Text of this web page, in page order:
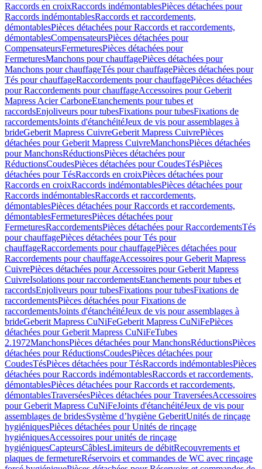
Raccords en croixRaccords indémontablesPièces détachées pour
Raccords indémontablesRaccords et raccordements,
démontablesPièces détachées pour Raccords et raccordements,
démontablesCompensateursPièces détachées pour
CompensateursFermeturesPièces détachées pour
FermeturesManchons pour chauffagePièces détachées pour
Manchons pour chauffageTés pour chauffagePièces détachées pour
Tés pour chauffageRaccordements pour chauffagePièces détachées
pour Raccordements pour chauffageAccessoires pour Geberit
Mapress Acier CarboneEtanchements pour tubes et
raccordsEnjoliveurs pour tubesFixations pour tubesFixations de
raccordementsJoints d'étanchéitéJeux de vis pour assemblages à
brideGeberit Mapress CuivreGeberit Mapress CuivrePièces
détachées pour Geberit Mapress CuivreManchonsPièces détachées
pour ManchonsRéductionsPièces détachées pour
RéductionsCoudesPièces détachées pour CoudesTésPièces
détachées pour TésRaccords en croixPièces détachées pour
Raccords en croixRaccords indémontablesPièces détachées pour
Raccords indémontablesRaccords et raccordements,
démontablesPièces détachées pour Raccords et raccordements,
démontablesFermeturesPièces détachées pour
FermeturesRaccordementsPièces détachées pour RaccordementsTés
pour chauffagePièces détachées pour Tés pour
chauffageRaccordements pour chauffagePièces détachées pour
Raccordements pour chauffageAccessoires pour Geberit Mapress
CuivrePièces détachées pour Accessoires pour Geberit Mapress
CuivreIsolations pour raccordementsEtanchements pour tubes et
raccordsEnjoliveurs pour tubesFixations pour tubesFixations de
raccordementsPièces détachées pour Fixations de
raccordementsJoints d'étanchéitéJeux de vis pour assemblages à
brideGeberit Mapress CuNiFeGeberit Mapress CuNiFePièces
détachées pour Geberit Mapress CuNiFeTubes
2.1972ManchonsPièces détachées pour ManchonsRéductionsPièces
détachées pour RéductionsCoudesPièces détachées pour
CoudesTésPièces détachées pour TésRaccords indémontablesPièces
détachées pour Raccords indémontablesRaccords et raccordements,
démontablesPièces détachées pour Raccords et raccordements,
démontablesTraverséesPièces détachées pour TraverséesAccessoires
pour Geberit Mapress CuNiFeJoints d'étanchéitéJeux de vis pour
assemblages de bridesSystème d’hygiène GeberitUnités de rinçage
hygiéniquesPièces détachées pour Unités de rinçage
hygiéniquesAccessoires pour unités de rinçage
hygiéniquesCapteursCâblesLimiteurs de débitRecouvrements et
plaques de fermetureRéservoirs et commandes de WC avec rinçage